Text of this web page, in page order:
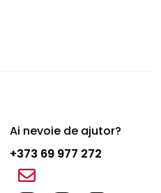
Ai nevoie de ajutor?
+373 69 977 272